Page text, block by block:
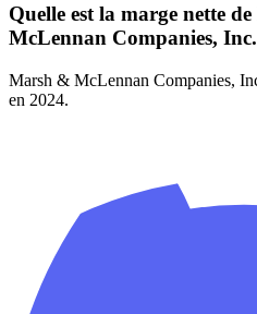
Quelle est la marge nette
McLennan Companies,
Marsh & McLennan Companies,
en 2024.